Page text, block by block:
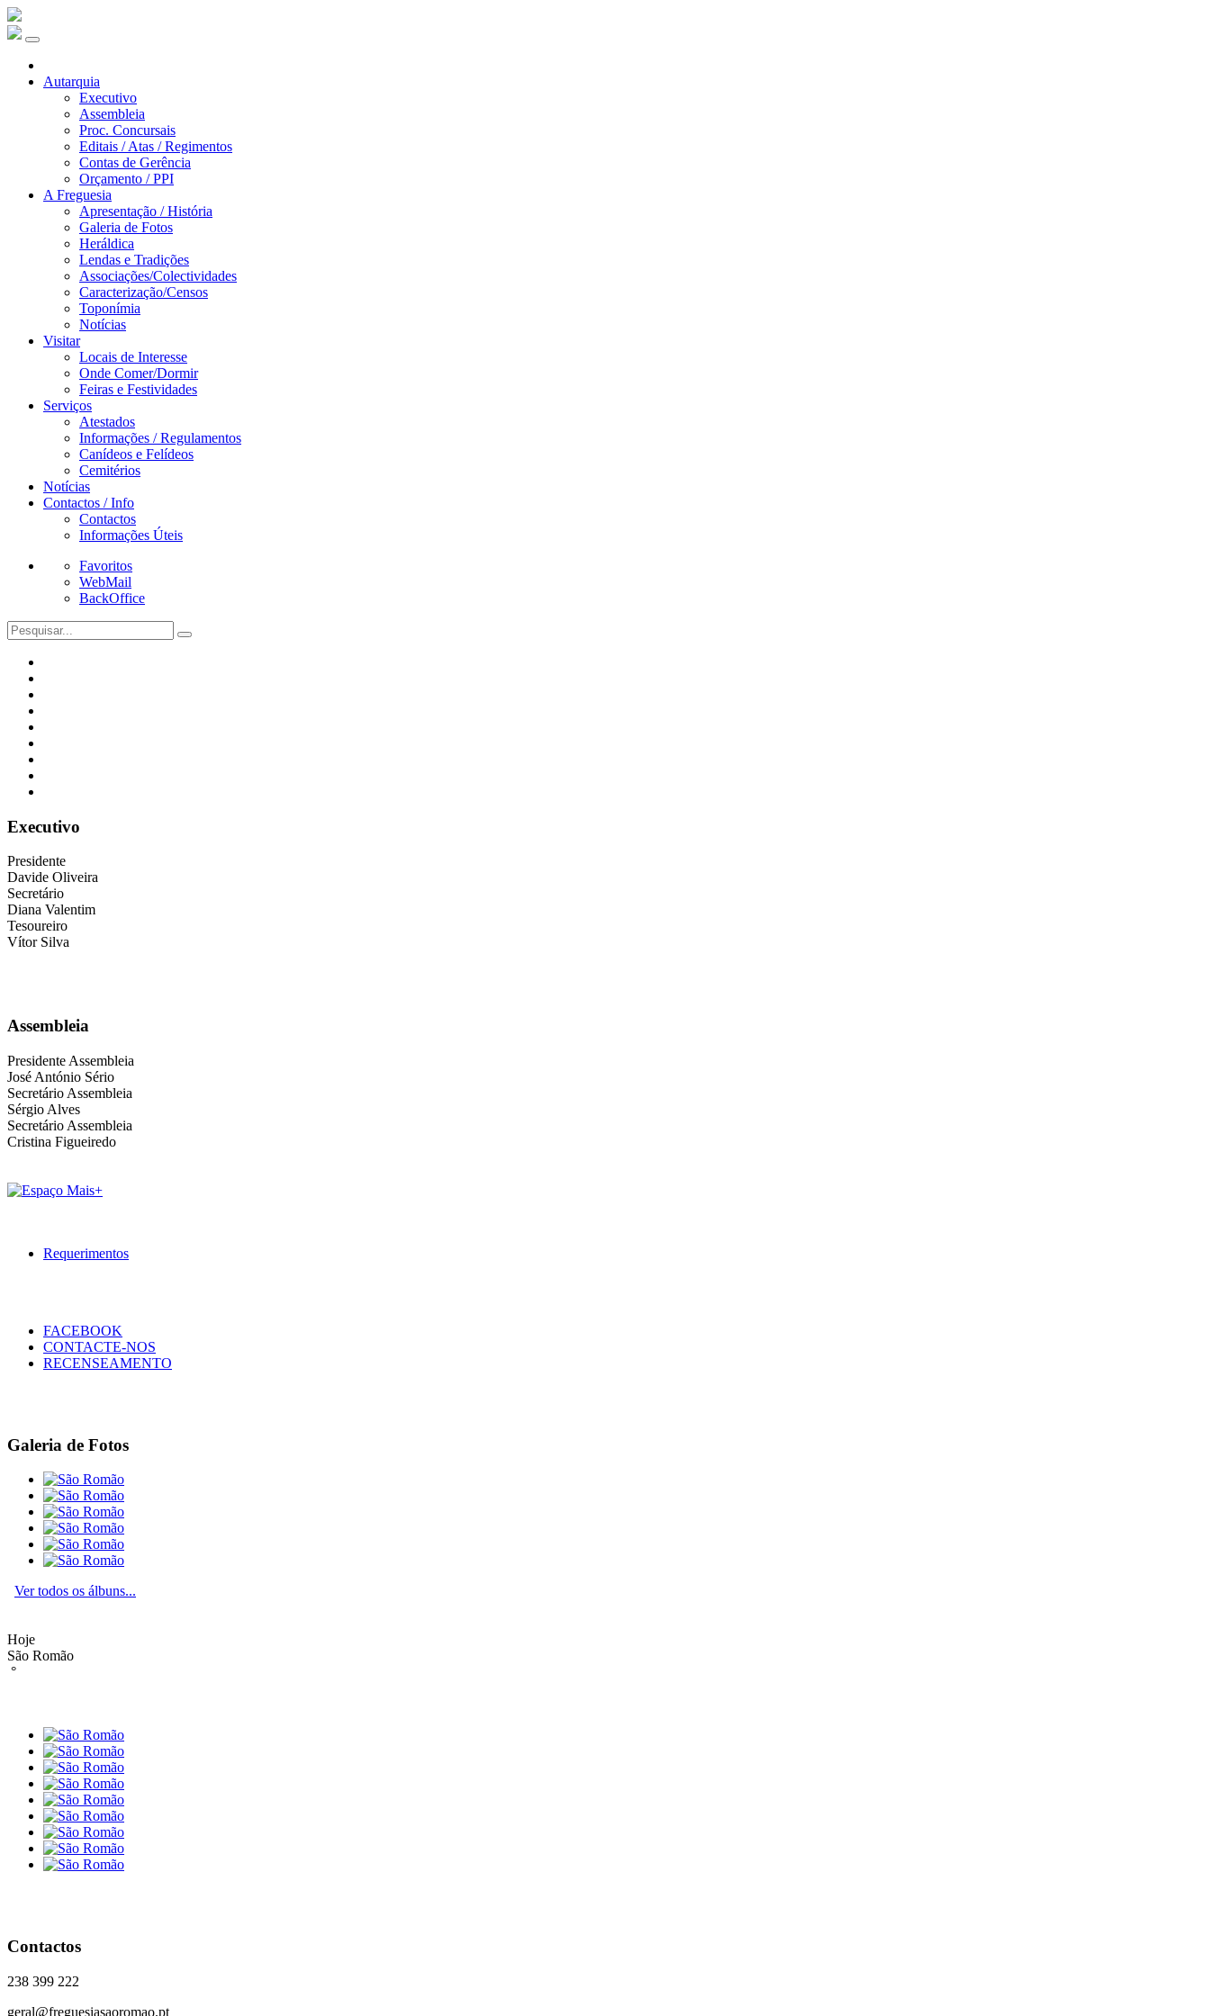
Autarquia
Executivo
Assembleia
Proc. Concursais
Editais / Atas / Regimentos
Contas de Gerência
Orçamento / PPI
A Freguesia
Apresentação / História
Galeria de Fotos
Heráldica
Lendas e Tradições
Associações/Colectividades
Caracterização/Censos
Toponímia
Notícias
Visitar
Locais de Interesse
Onde Comer/Dormir
Feiras e Festividades
Serviços
Atestados
Informações / Regulamentos
Canídeos e Felídeos
Cemitérios
Notícias
Contactos / Info
Contactos
Informações Úteis
Favoritos
WebMail
BackOffice
Executivo
Presidente
Davide Oliveira
Secretário
Diana Valentim
Tesoureiro
Vítor Silva
Assembleia
Presidente Assembleia
José António Sério
Secretário Assembleia
Sérgio Alves
Secretário Assembleia
Cristina Figueiredo
Requerimentos
FACEBOOK
CONTACTE-NOS
RECENSEAMENTO
Galeria de Fotos
Ver todos os álbuns...
Hoje
São Romão
°
Contactos
238 399 222
geral@freguesiasaoromao.pt